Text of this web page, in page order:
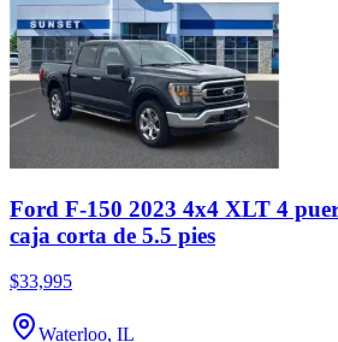
Ford F-150 2023 4x4 XLT 4
caja corta de 5.5 pies
$33,995
Waterloo, IL